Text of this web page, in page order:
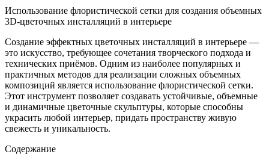
Использование флористической сетки для создания объемных
3D-цветочных инсталляций в интерьере
Создание эффектных цветочных инсталляций в интерьере —
это искусство, требующее сочетания творческого подхода и
технических приёмов. Одним из наиболее популярных и
практичных методов для реализации сложных объемных
композиций является использование флористической сетки.
Этот инструмент позволяет создавать устойчивые, объемные
и динамичные цветочные скульптуры, которые способны
украсить любой интерьер, придать пространству живую
свежесть и уникальность.
Содержание